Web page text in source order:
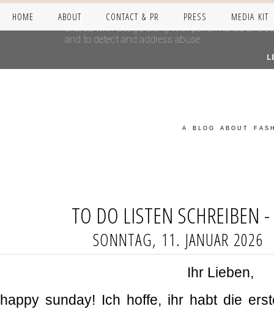
HOME ABOUT CONTACT & PR PRESS MEDIA KIT
A BLOG ABOUT
TO DO LISTEN SCHREIBEN -
SONNTAG, 11. JANUAR 2026
Ihr Lieben,
happy sunday! Ich hoffe, ihr habt die
This site uses cookies from Google to deliver its
shared with Google along with performance and
and to detect and address abuse.